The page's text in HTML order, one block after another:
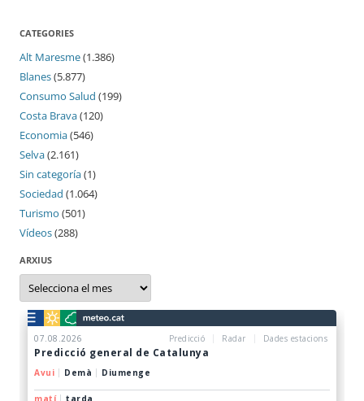
CATEGORIES
Alt Maresme(1.386)
Blanes(5.877)
Consumo Salud (199)
Costa Brava(120)
Economia(546)
Selva(2.161)
Sin categoría(1)
Sociedad (1.064)
Turismo (501)
Vídeos(288)
ARXIUS
Arxius